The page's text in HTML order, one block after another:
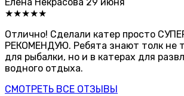
★★★★★
Отлично! Сделали катер просто
РЕКОМЕНДУЮ. Ребята знают толк не
для рыбалки, но и в катерах для
водного отдыха.
СМОТРЕТЬ ВСЕ ОТЗЫВЫ